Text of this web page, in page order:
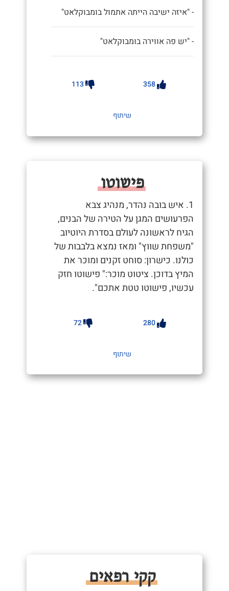
- "איזה ישיבה הייתה אתמול בומבוקלאט"
- "יש פה אווירה בומבוקלאט"
358
113
שיתוף
פישוטו
1. איש בובה נהדר, מנהיג צבא
הפרעושים המגן על הטירה של הבנים,
הגיח לראשונה לעולם בסדרת היוטיוב
"משפחת שווץ" ומאז נמצא בלבבות של
כולנו. כישרון: סוחט זקנים ומוכר את
המיץ בדוכן. ציטוט מוכר:" פישוטו חזק
עכשיו, פישוטו טטת אתכם".
280
72
שיתוף
קקי רפאים